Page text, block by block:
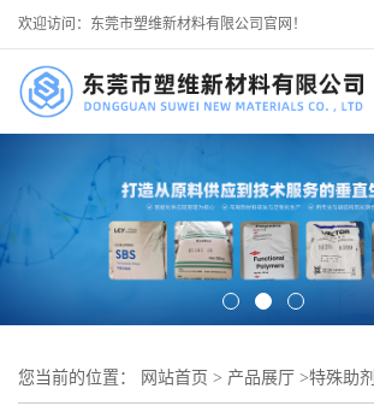
欢迎访问：东莞市塑维新材料有限公司官网！
您当前的位置： 网站首页 > 产品展厅 >特殊助剂